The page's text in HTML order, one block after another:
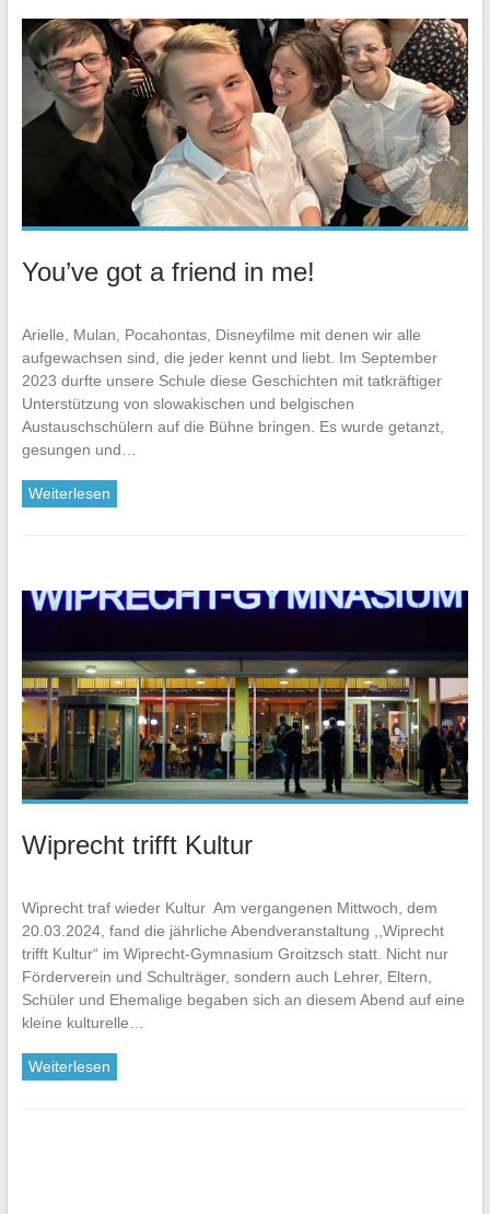
You’ve got a friend in me!
Arielle, Mulan, Pocahontas, Disneyfilme mit denen wir alle
aufgewachsen sind, die jeder kennt und liebt. Im September
2023 durfte unsere Schule diese Geschichten mit tatkräftiger
Unterstützung von slowakischen und belgischen
Austauschschülern auf die Bühne bringen. Es wurde getanzt,
gesungen und…
Weiterlesen
Wiprecht trifft Kultur
Wiprecht traf wieder Kultur Am vergangenen Mittwoch, dem
20.03.2024, fand die jährliche Abendveranstaltung ,,Wiprecht
trifft Kultur“ im Wiprecht-Gymnasium Groitzsch statt. Nicht nur
Förderverein und Schulträger, sondern auch Lehrer, Eltern,
Schüler und Ehemalige begaben sich an diesem Abend auf eine
kleine kulturelle…
Weiterlesen